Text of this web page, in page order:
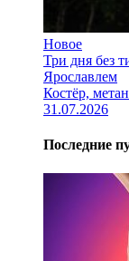
Новое
Три дня без
Ярославлем
Костёр,
31.07.2026
Последние